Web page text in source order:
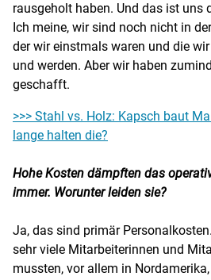
rausgeholt haben. Und das ist uns
Ich meine, wir sind noch nicht in
der wir einstmals waren und die
und werden. Aber wir haben
geschafft.
>>> Stahl vs. Holz: Kapsch baut
lange halten die?
Hohe Kosten dämpften das
immer. Worunter leiden sie?
Ja, das sind primär
sehr viele Mitarbeiterinnen und
mussten, vor allem in